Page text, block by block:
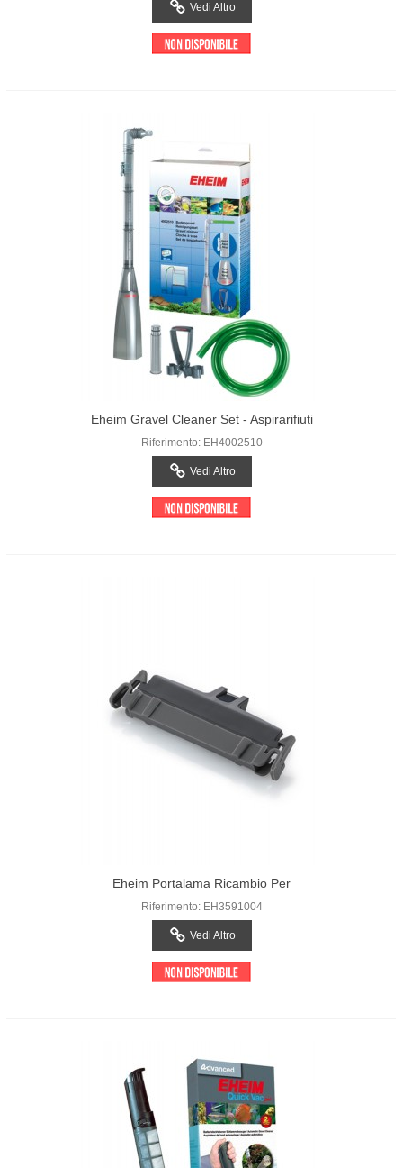
Vedi Altro
Eheim Gravel Cleaner Set - Aspirarifiuti
Riferimento: EH4002510
Vedi Altro
Eheim Portalama Ricambio Per
RapidCleaner
Riferimento: EH3591004
Vedi Altro